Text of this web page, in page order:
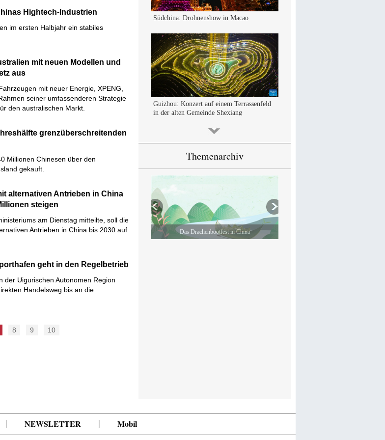
Hightech-Industrien
im ersten Halbjahr ein stabiles
mit neuen Modellen und
aus
mit neuer Energie, XPENG,
seiner umfassenderen Strategie
den australischen Markt.
grenzüberschreitenden
Millionen Chinesen über den
gekauft.
alternativen Antrieben in China
steigen
am Dienstag mitteilte, soll die
Antrieben in China bis 2030 auf
geht in den Regelbetrieb
der Uigurischen Autonomen Region
Handelsweg bis an die
8 9 10